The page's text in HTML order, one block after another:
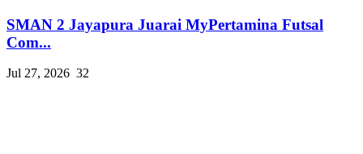
SMAN 2 Jayapura Juarai MyPertamina Futsal
Com...
Jul 27, 2026 32